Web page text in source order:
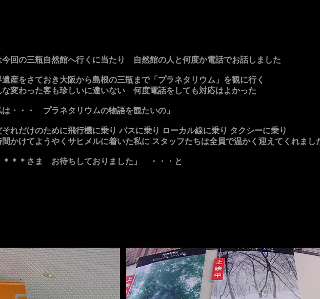
今回の三瓶自然館へ行くに当たり 自然館の人と何度か電話でお話しました
遺産をさておき大阪から島根の三瓶まで「プラネタリウム」を観に行く
な変わった客も珍しいに違いない 何度電話をしても対応はよかった
は・・・ プラネタリウムの物語を観たいの」
それだけのために飛行機に乗り バスに乗り ローカル線に乗り タクシーに乗り
間かけてようやくサヒメルに着いた私に スタッフたちは全員で温かく迎えてくれまし
＊＊＊さま お待ちしておりました」 ・・・と